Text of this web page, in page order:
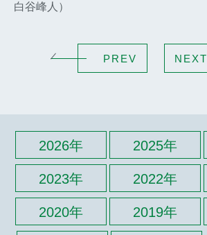
白谷峰人）
PREV NEXT
2026年 2025年
2023年 2022年
2020年 2019年